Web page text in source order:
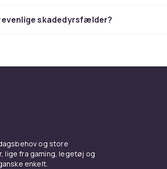
skadedyrsfælder?
og store
lige fra gaming, legetøj og
enkelt.